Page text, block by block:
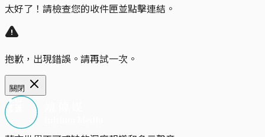
太好了！請檢查您的收件匣並點擊連結。
抱歉，出現錯誤。請再試一次。
關閉